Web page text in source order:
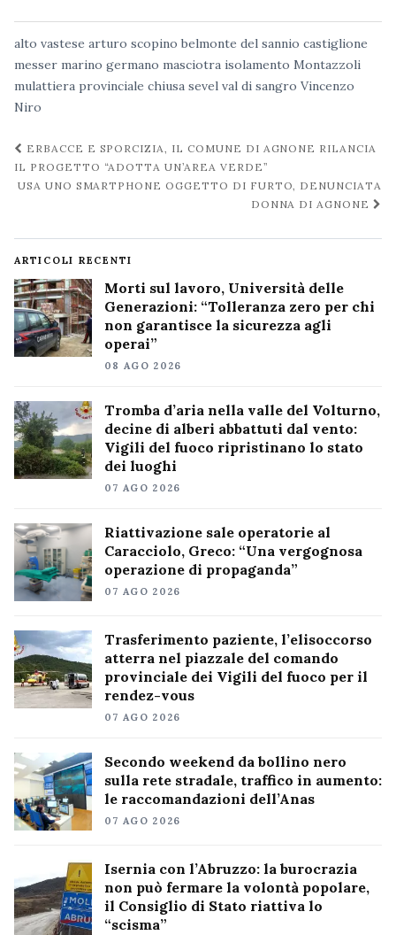
alto vastese arturo scopino belmonte del sannio castiglione
messer marino germano masciotra isolamento Montazzoli
mulattiera provinciale chiusa sevel val di sangro Vincenzo
Niro
Navigazione
post
ERBACCE E SPORCIZIA, IL COMUNE DI AGNONE RILANCIA
IL PROGETTO “ADOTTA UN’AREA VERDE”
USA UNO SMARTPHONE OGGETTO DI FURTO, DENUNCIATA
DONNA DI AGNONE
ARTICOLI RECENTI
Morti sul lavoro, Università delle
Generazioni: “Tolleranza zero per chi
non garantisce la sicurezza agli
operai”
08 AGO 2026
Tromba d’aria nella valle del Volturno,
decine di alberi abbattuti dal vento:
Vigili del fuoco ripristinano lo stato
dei luoghi
07 AGO 2026
Riattivazione sale operatorie al
Caracciolo, Greco: “Una vergognosa
operazione di propaganda”
07 AGO 2026
Trasferimento paziente, l’elisoccorso
atterra nel piazzale del comando
provinciale dei Vigili del fuoco per il
rendez-vous
07 AGO 2026
Secondo weekend da bollino nero
sulla rete stradale, traffico in aumento:
le raccomandazioni dell’Anas
07 AGO 2026
Isernia con l’Abruzzo: la burocrazia
non può fermare la volontà popolare,
il Consiglio di Stato riattiva lo
“scisma”